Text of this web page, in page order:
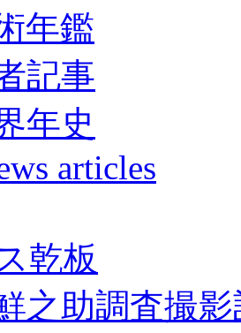
年鑑
記事
年史
articles
乾板
之助調査撮